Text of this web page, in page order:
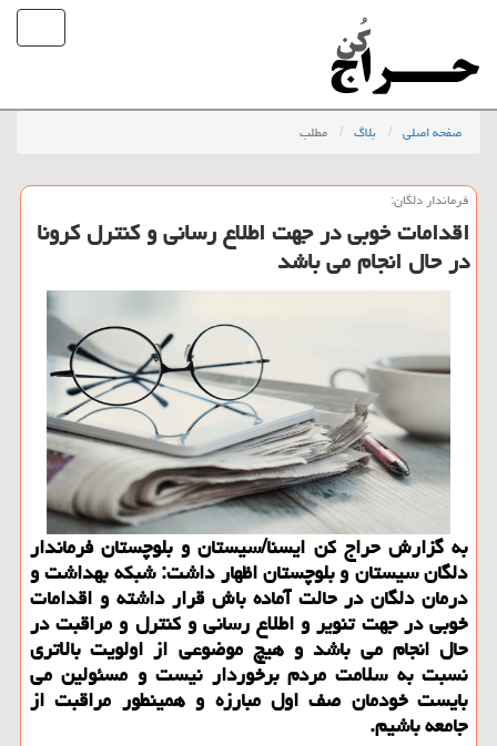
صفحه اصلی بلاگ مطلب
فرماندار دلگان:
اقدامات خوبی در جهت اطلاع رسانی و كنترل كرونا
در حال انجام می باشد
به گزارش حراج كن ایسنا/سیستان و بلوچستان فرماندار
دلگان سیستان و بلوچستان اظهار داشت: شبكه بهداشت و
درمان دلگان در حالت آماده باش قرار داشته و اقدامات
خوبی در جهت تنویر و اطلاع رسانی و كنترل و مراقبت در
حال انجام می باشد و هیچ موضوعی از اولویت بالاتری
نسبت به سلامت مردم برخوردار نیست و مسئولین می
بایست خودمان صف اول مبارزه و همینطور مراقبت از
جامعه باشیم.